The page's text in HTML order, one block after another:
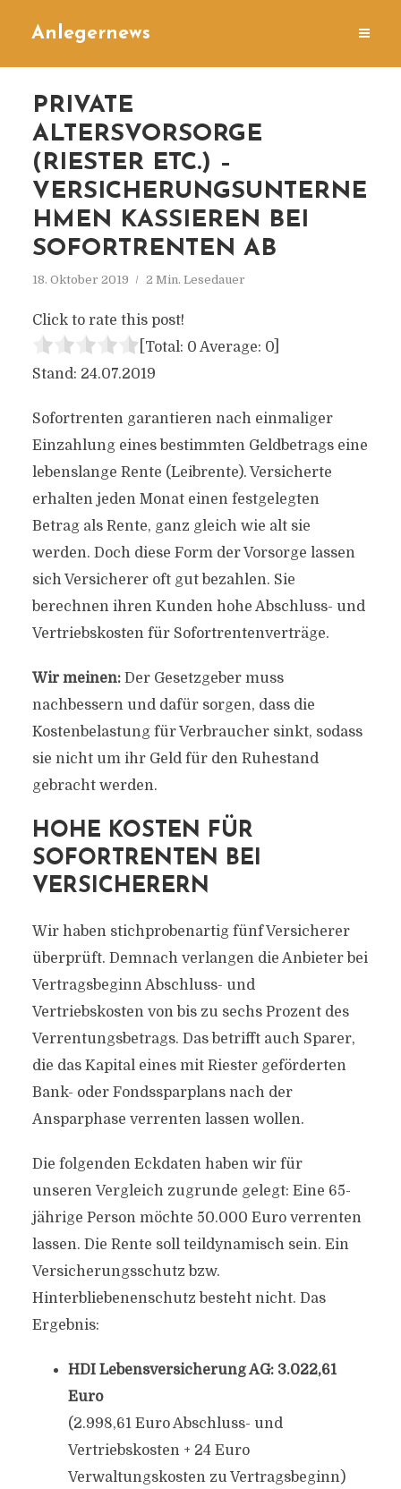
Anlegernews
PRIVATE
ALTERSVORSORGE
(RIESTER ETC.) –
VERSICHERUNGSUNTERNE
HMEN KASSIEREN BEI
SOFORTRENTEN AB
18. Oktober 2019 2 Min. Lesedauer
Click to rate this post!
[Total: 0 Average: 0]
Stand: 24.07.2019
Sofortrenten garantieren nach einmaliger
Einzahlung eines bestimmten Geldbetrags eine
lebenslange Rente (Leibrente). Versicherte
erhalten jeden Monat einen festgelegten
Betrag als Rente, ganz gleich wie alt sie
werden. Doch diese Form der Vorsorge lassen
sich Versicherer oft gut bezahlen. Sie
berechnen ihren Kunden hohe Abschluss- und
Vertriebskosten für Sofortrentenverträge.
Wir meinen: Der Gesetzgeber muss
nachbessern und dafür sorgen, dass die
Kostenbelastung für Verbraucher sinkt, sodass
sie nicht um ihr Geld für den Ruhestand
gebracht werden.
HOHE KOSTEN FÜR
SOFORTRENTEN BEI
VERSICHERERN
Wir haben stichprobenartig fünf Versicherer
überprüft. Demnach verlangen die Anbieter bei
Vertragsbeginn Abschluss- und
Vertriebskosten von bis zu sechs Prozent des
Verrentungsbetrags. Das betrifft auch Sparer,
die das Kapital eines mit Riester geförderten
Bank- oder Fondssparplans nach der
Ansparphase verrenten lassen wollen.
Die folgenden Eckdaten haben wir für
unseren Vergleich zugrunde gelegt: Eine 65-
jährige Person möchte 50.000 Euro verrenten
lassen. Die Rente soll teildynamisch sein. Ein
Versicherungsschutz bzw.
Hinterbliebenenschutz besteht nicht. Das
Ergebnis:
HDI Lebensversicherung AG: 3.022,61
Euro
(2.998,61 Euro Abschluss- und
Vertriebskosten + 24 Euro
Verwaltungskosten zu Vertragsbeginn)